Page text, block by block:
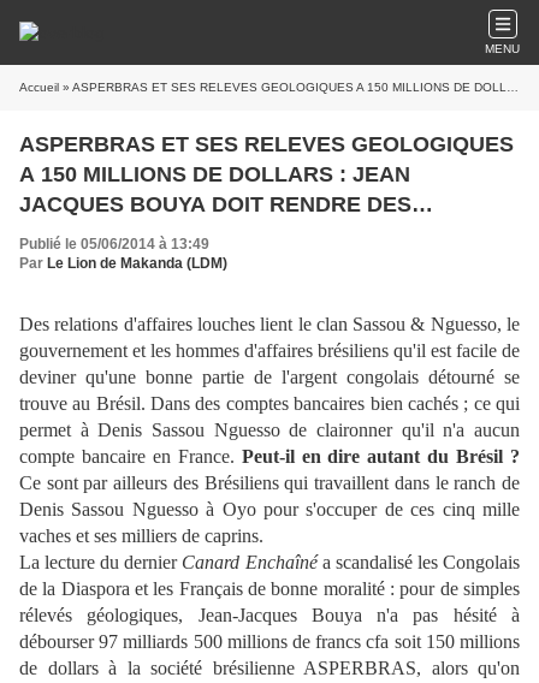
MENU
Accueil » ASPERBRAS ET SES RELEVES GEOLOGIQUES A 150 MILLIONS DE DOLLARS : JEAN JACQUES BOUYA DOIT RENDRE DES COMPTES POUR CE GACHIS !
ASPERBRAS ET SES RELEVES GEOLOGIQUES
A 150 MILLIONS DE DOLLARS : JEAN
JACQUES BOUYA DOIT RENDRE DES
COMPTES POUR CE GACHIS !
Publié le 05/06/2014 à 13:49
Par Le Lion de Makanda (LDM)
Des relations d'affaires louches lient le clan Sassou & Nguesso, le
gouvernement et les hommes d'affaires brésiliens qu'il est facile de
deviner qu'une bonne partie de l'argent congolais détourné se
trouve au Brésil. Dans des comptes bancaires bien cachés ; ce qui
permet à Denis Sassou Nguesso de claironner qu'il n'a aucun
compte bancaire en France. Peut-il en dire autant du Brésil ?
Ce sont par ailleurs des Brésiliens qui travaillent dans le ranch de
Denis Sassou Nguesso à Oyo pour s'occuper de ces cinq mille
vaches et ses milliers de caprins.
La lecture du dernier Canard Enchaînéa scandalisé les Congolais
de la Diaspora et les Français de bonne moralité : pour de simples
rélevés géologiques, Jean-Jacques Bouya n'a pas hésité à
débourser 97 milliards 500 millions de francs cfa soit 150 millions
de dollars à la société brésilienne ASPERBRAS, alors qu'on